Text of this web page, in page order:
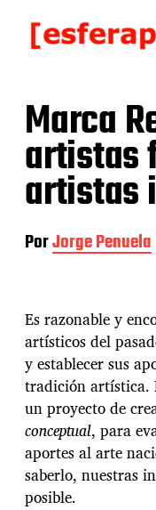
Marca
artistas
artistas
PorJorge Penuela
Es razonable y
artísticos del
y establecer sus
tradición artística.
un proyecto de
conceptual, para
aportes al arte
saberlo, nuestras
posible.